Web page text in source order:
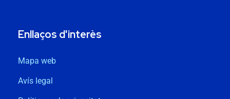
Enllaços d'interès
Mapa web
Avís legal